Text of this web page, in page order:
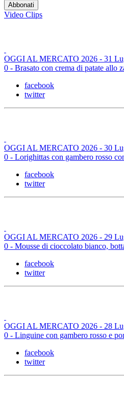
Video Clips
OGGI AL MERCATO 2026 - 31
0 - Brasato con crema di patate allo
facebook
twitter
OGGI AL MERCATO 2026 - 30
0 - Lorighittas con gambero rosso
facebook
twitter
OGGI AL MERCATO 2026 - 29
0 - Mousse di cioccolato bianco,
facebook
twitter
OGGI AL MERCATO 2026 - 28
0 - Linguine con gambero rosso e
facebook
twitter